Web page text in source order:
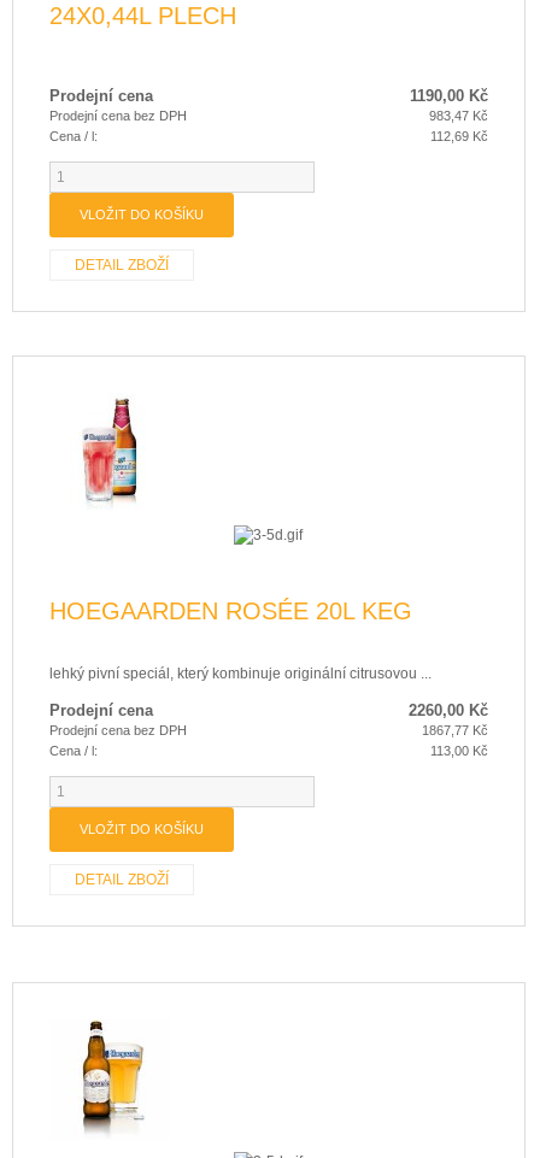
24X0,44L PLECH
Prodejní cena 1190,00 Kč
Prodejní cena bez DPH
983,47 Kč
Cena / l:
112,69 Kč
DETAIL ZBOŽÍ
HOEGAARDEN ROSÉE 20L KEG
lehký pivní speciál, který kombinuje originální citrusovou ...
Prodejní cena 2260,00 Kč
Prodejní cena bez DPH
1867,77 Kč
Cena / l:
113,00 Kč
DETAIL ZBOŽÍ